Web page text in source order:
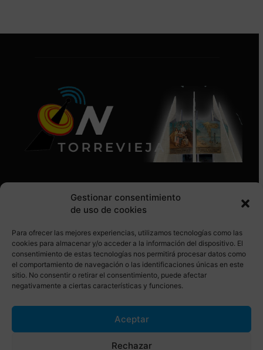
Gestionar consentimiento
de uso de cookies
Para ofrecer las mejores experiencias, utilizamos tecnologías como las
cookies para almacenar y/o acceder a la información del dispositivo. El
consentimiento de estas tecnologías nos permitirá procesar datos como
el comportamiento de navegación o las identificaciones únicas en este
sitio. No consentir o retirar el consentimiento, puede afectar
negativamente a ciertas características y funciones.
Aceptar
Rechazar
SÍGUENOS EN REDES SOCIALES
© Torrevieja ON. Desarrollado por